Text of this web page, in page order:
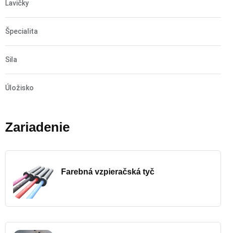
Lavičky
Špecialita
Sila
Úložisko
Zariadenie
Farebná vzpieračská tyč